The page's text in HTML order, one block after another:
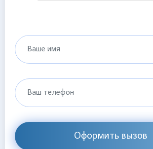
Ваше имя
Ваш телефон
Оформить вызов